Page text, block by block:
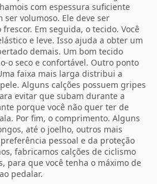
com espessura suficiente
ser volumoso. Ele deve ser
Em seguida, o tecido. Você
e leve. Isso ajuda a obter um
demais. Um bom tecido
o seco e confortável. Outro ponto
faixa mais larga distribui a
Alguns calções possuem gripes
evitar que subam durante a
porque você não quer ter de
Por fim, o comprimento. Alguns
até o joelho, outros mais
pessoal e da proteção
fabricamos calções de ciclismo
para que você tenha o máximo de
pedalar.